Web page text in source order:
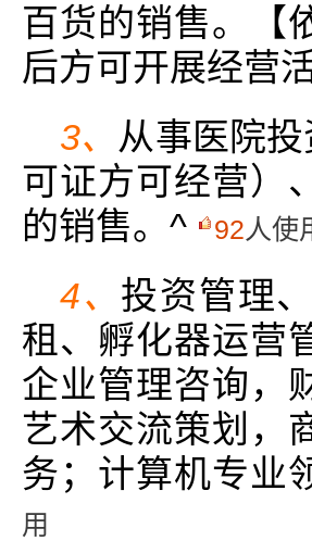
百货的销售。【
后方可开展经营活
3、 从事医院
可证方可经营）
的销售。^
92人使
4、 投资管理
租、孵化器运营
企业管理咨询，
艺术交流策划，
务；计算机专业
用